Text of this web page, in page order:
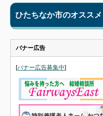
ひたちなか市のオススメ
バナー広告
[バナー広告募集中]